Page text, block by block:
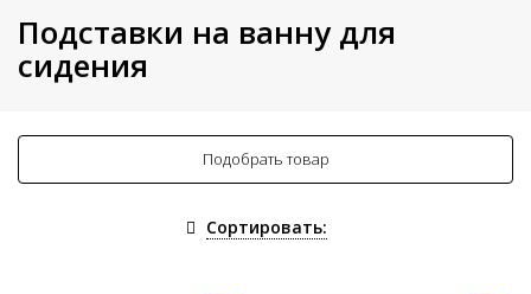
Подставки на ванну для
сидения
Подобрать товар
Сортировать: